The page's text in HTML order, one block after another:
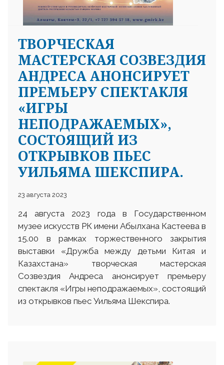
ТВОРЧЕСКАЯ
МАСТЕРСКАЯ СОЗВЕЗДИЯ
АНДРЕСА АНОНСИРУЕТ
ПРЕМЬЕРУ СПЕКТАКЛЯ
«ИГРЫ
НЕПОДРАЖАЕМЫХ»,
СОСТОЯЩИЙ ИЗ
ОТКРЫВКОВ ПЬЕС
УИЛЬЯМА ШЕКСПИРА.
23 августа 2023
24 августа 2023 года в Государственном
музее искусств РК имени Абылхана Кастеева в
15.00 в рамках торжественного закрытия
выставки «Дружба между детьми Китая и
Казахстана» творческая мастерская
Созвездия Андреса анонсирует премьеру
спектакля «Игры неподражаемых», состоящий
из открывков пьес Уильяма Шекспира.